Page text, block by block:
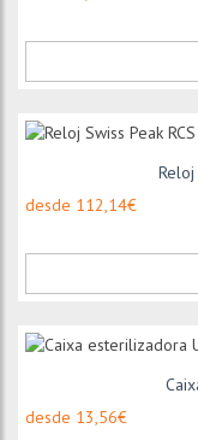
Reloj
desde 112,14€
desde 13,56€